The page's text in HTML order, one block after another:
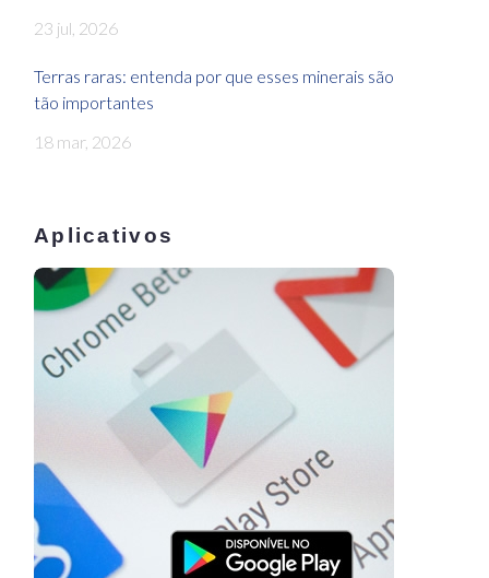
23 jul, 2026
Terras raras: entenda por que esses minerais são
tão importantes
18 mar, 2026
Aplicativos